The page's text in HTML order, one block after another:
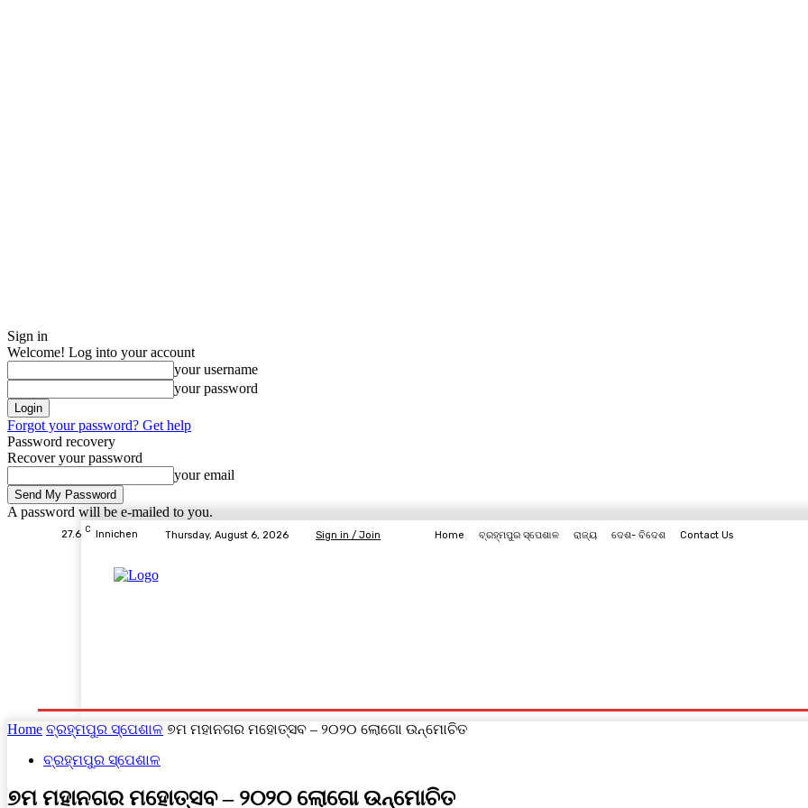
Sign in
Welcome! Log into your account
your username
your password
Forgot your password? Get help
Password recovery
Recover your password
your email
A password will be e-mailed to you.
27.6 C Innichen Thursday, August 6, 2026 Sign in / Join Home ବ୍ରହ୍ମପୁର ସ୍ପେଶାଳ ରାଜ୍ୟ ଦେଶ- ବିଦେଶ Contact Us
Home ବ୍ରହ୍ମପୁର ସ୍ପେଶାଳ ୭ମ ମହାନଗର ମହୋତ୍ସବ – ୨୦୨୦ ଲୋଗୋ ଉନ୍ମୋଚିତ
ବ୍ରହ୍ମପୁର ସ୍ପେଶାଳ
୭ମ ମହାନଗର ମହୋତ୍ସବ – ୨୦୨୦ ଲୋଗୋ ଉନ୍ମୋଚିତ